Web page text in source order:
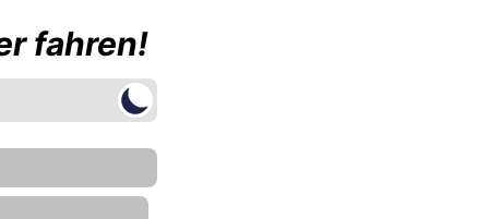
fahren!